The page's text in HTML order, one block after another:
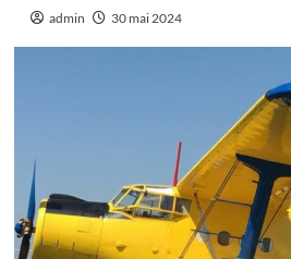
admin 30 mai 2024